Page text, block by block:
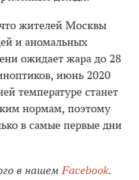
жителей Москвы
и аномальных
ожидает жара до 28
июнь 2020
температуре станет
нормам, поэтому
в самые первые дни
в нашем Facebook.